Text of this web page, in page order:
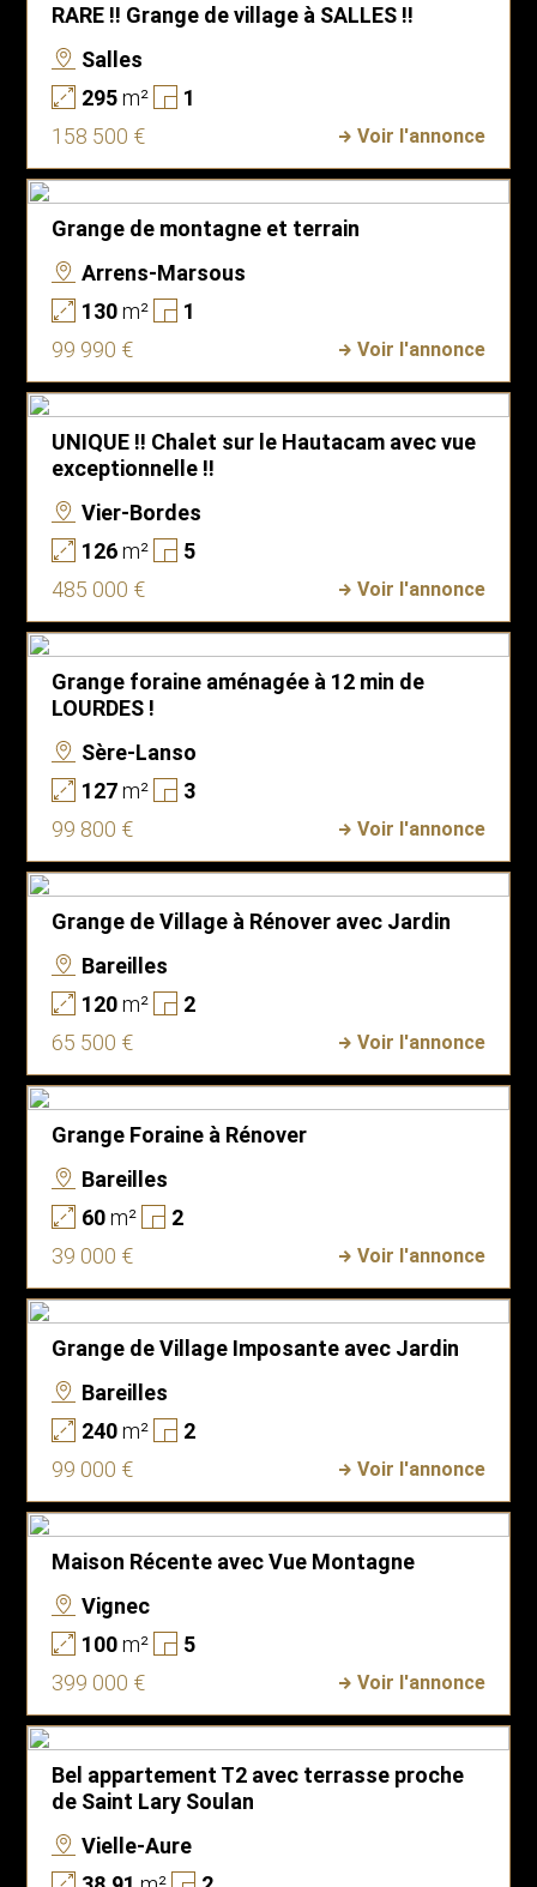
RARE !! Grange de village à SALLES !!
Salles
295m²
1
158 500 €
Voir l'annonce
Grange de montagne et terrain
Arrens-Marsous
130m²
1
99 990 €
Voir l'annonce
UNIQUE !! Chalet sur le Hautacam avec vue
exceptionnelle !!
Vier-Bordes
126m²
5
485 000 €
Voir l'annonce
Grange foraine aménagée à 12 min de
LOURDES !
Sère-Lanso
127m²
3
99 800 €
Voir l'annonce
Grange de Village à Rénover avec Jardin
Bareilles
120m²
2
65 500 €
Voir l'annonce
Grange Foraine à Rénover
Bareilles
60m²
2
39 000 €
Voir l'annonce
Grange de Village Imposante avec Jardin
Bareilles
240m²
2
99 000 €
Voir l'annonce
Maison Récente avec Vue Montagne
Vignec
100m²
5
399 000 €
Voir l'annonce
Bel appartement T2 avec terrasse proche
de Saint Lary Soulan
Vielle-Aure